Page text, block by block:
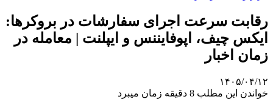
رقابت سرعت اجرای سفارشات در بروکرها:
ایکس چیف، اپوفایننس و ایپلنت | معامله در
زمان اخبار
۱۴۰۵/۰۴/۱۲
خواندن این مطلب 8 دقیقه زمان میبرد